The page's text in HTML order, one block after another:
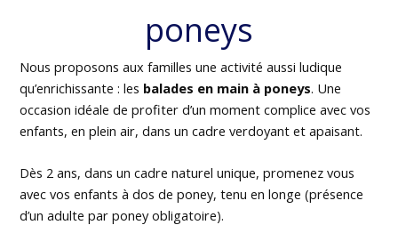
poneys
Nous proposons aux familles une activité aussi ludique
qu’enrichissante : les balades en main à poneys. Une
occasion idéale de profiter d’un moment complice avec vos
enfants, en plein air, dans un cadre verdoyant et apaisant.
Dès 2 ans, dans un cadre naturel unique, promenez vous
avec vos enfants à dos de poney, tenu en longe (présence
d’un adulte par poney obligatoire).